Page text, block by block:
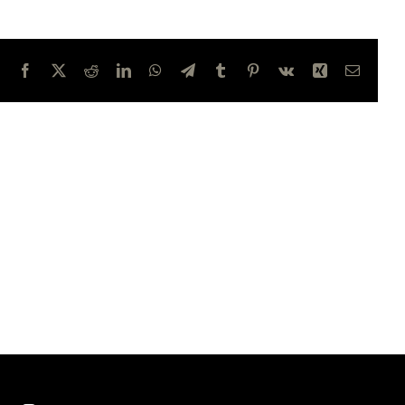
Facebook
X RedditLinkedInWhatsApp
TelegramTumblr Pinterest
Vk Xing E-